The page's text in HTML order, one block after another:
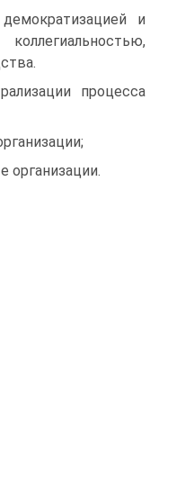
и
процесса
организации.